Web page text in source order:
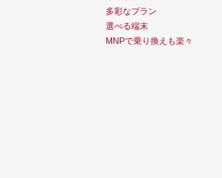
多彩なプラン
選べる端末
MNPで乗り換えも楽々